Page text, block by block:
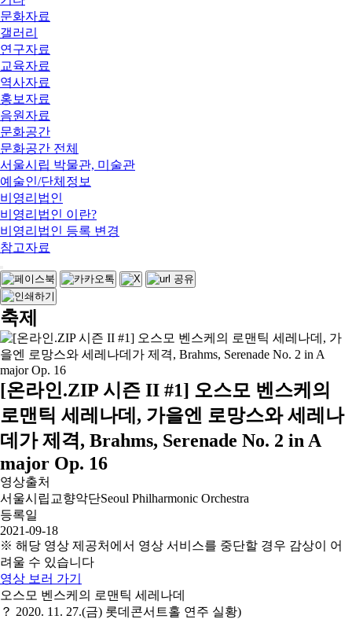
문화자료
갤러리
연구자료
교육자료
역사자료
홍보자료
음원자료
문화공간
문화공간 전체
서울시립 박물관, 미술관
예술인/단체정보
비영리법인
비영리법인 이란?
비영리법인 등록 변경
참고자료
축제
[온라인.ZIP 시즌 II #1] 오스모 벤스케의
로맨틱 세레나데, 가을엔 로망스와 세레나
데가 제격, Brahms, Serenade No. 2 in A
major Op. 16
영상출처
서울시립교향악단Seoul Philharmonic Orchestra
등록일
2021-09-18
※ 해당 영상 제공처에서 영상 서비스를 중단할 경우 감상이 어
려울 수 있습니다
영상 보러 가기
오스모 벤스케의 로맨틱 세레나데
？ 2020. 11. 27.(금) 롯데콘서트홀 연주 실황)